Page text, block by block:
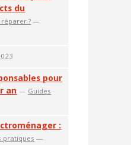
du
?—
pour
an — Guides
:
pratiques —